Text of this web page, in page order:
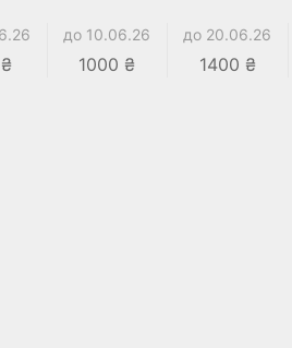
до 10.06.26
1000 ₴
до 20.06.26
1400 ₴